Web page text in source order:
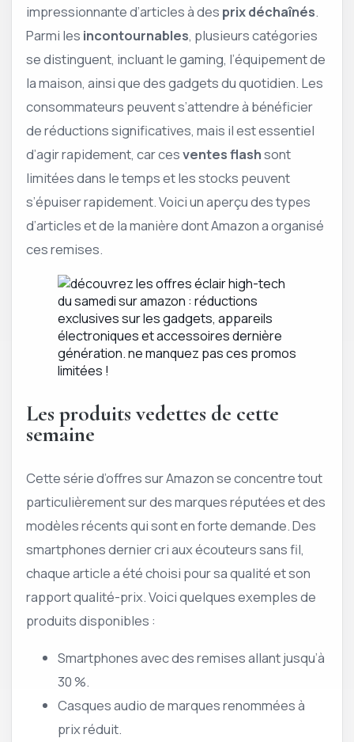
impressionnante d’articles à des prix déchaînés.
Parmi les incontournables, plusieurs catégories
se distinguent, incluant le gaming, l’équipement de
la maison, ainsi que des gadgets du quotidien. Les
consommateurs peuvent s’attendre à bénéficier
de réductions significatives, mais il est essentiel
d’agir rapidement, car cesventes flashsont
limitées dans le temps et les stocks peuvent
s’épuiser rapidement. Voici un aperçu des types
d’articles et de la manière dont Amazon a organisé
ces remises.
Les produits vedettes de cette
semaine
Cette série d’offres sur Amazon se concentre tout
particulièrement sur des marques réputées et des
modèles récents qui sont en forte demande. Des
smartphones dernier cri aux écouteurs sans fil,
chaque article a été choisi pour sa qualité et son
rapport qualité-prix. Voici quelques exemples de
produits disponibles :
Smartphones avec des remises allant jusqu’à
30 %.
Casques audio de marques renommées à
prix réduit.